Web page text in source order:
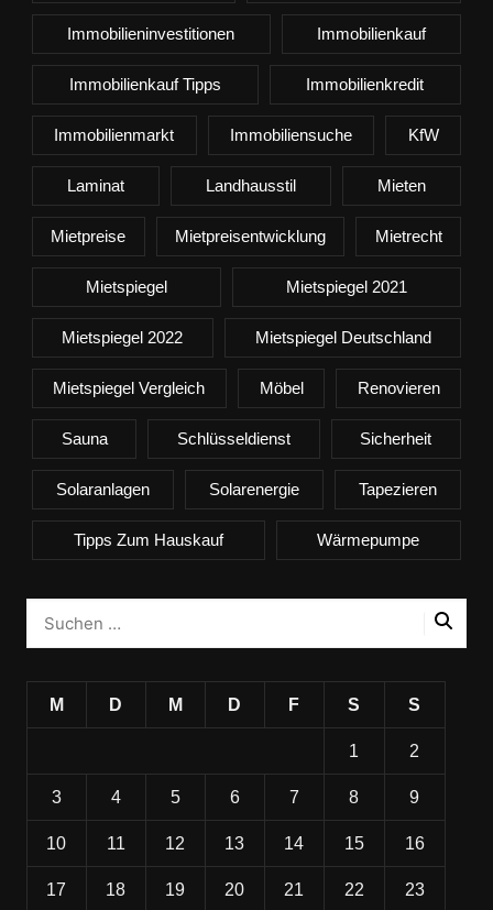
Immobilieninvestitionen Immobilienkauf
Immobilienkauf Tipps Immobilienkredit
Immobilienmarkt Immobiliensuche KfW
Laminat Landhausstil Mieten
Mietpreise Mietpreisentwicklung Mietrecht
Mietspiegel Mietspiegel 2021
Mietspiegel 2022 Mietspiegel Deutschland
Mietspiegel Vergleich Möbel Renovieren
Sauna Schlüsseldienst Sicherheit
Solaranlagen Solarenergie Tapezieren
Tipps Zum Hauskauf Wärmepumpe
M D M D F S S
1 2
3 4 5 6 7 8 9
10 11 12 13 14 15 16
17 18 19 20 21 22 23